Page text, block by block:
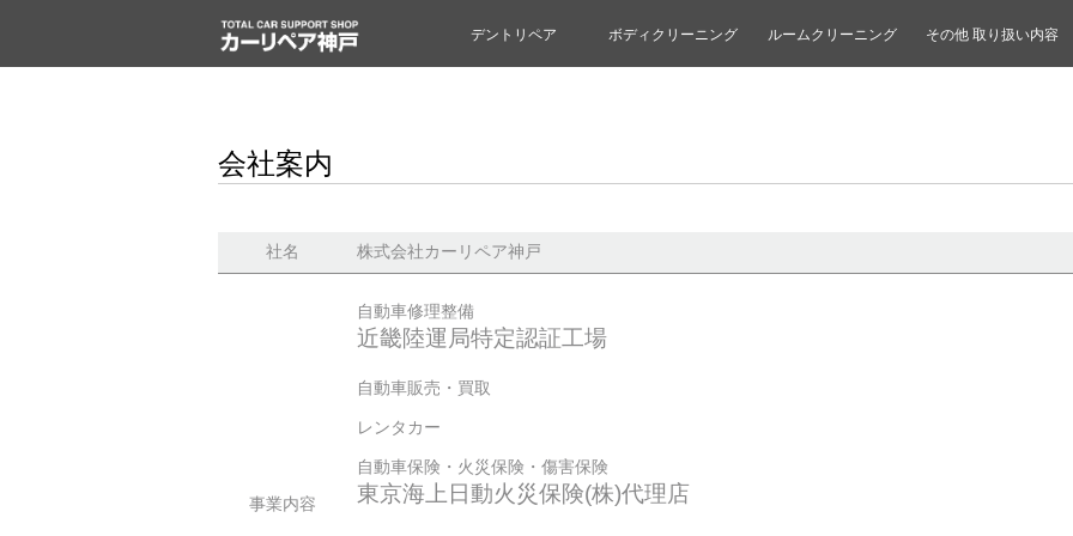
デントリペア ボディクリーニング ルームクリーニング その他 取り扱い内容
会社案内
社名 株式会社カーリペア神戸
事業内容
自動車修理整備
近畿陸運局特定認証工場
自動車販売・買取
レンタカー
自動車保険・火災保険・傷害保険
東京海上日動火災保険(株)代理店